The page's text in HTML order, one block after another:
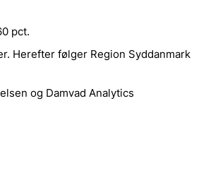
pct.
Herefter følger Region Syddanmark
og Damvad Analytics